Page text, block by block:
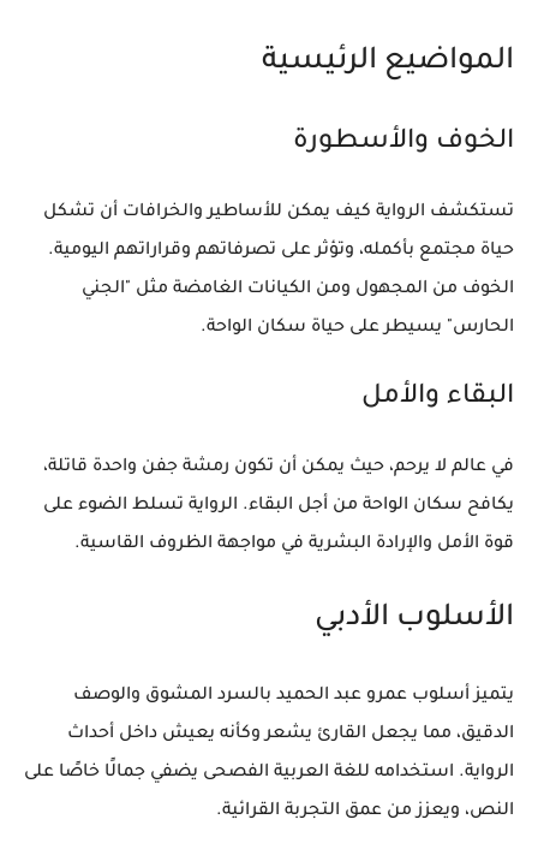
المواضيع الرئيسية
الخوف والأسطورة
تستكشف الرواية كيف يمكن للأساطير والخرافات أن تشكل
حياة مجتمع بأكمله، وتؤثر على تصرفاتهم وقراراتهم اليومية.
الخوف من المجهول ومن الكيانات الغامضة مثل "الجني
الحارس" يسيطر على حياة سكان الواحة.
البقاء والأمل
في عالم لا يرحم، حيث يمكن أن تكون رمشة جفن واحدة قاتلة،
يكافح سكان الواحة من أجل البقاء. الرواية تسلط الضوء على
قوة الأمل والإرادة البشرية في مواجهة الظروف القاسية.
الأسلوب الأدبي
يتميز أسلوب عمرو عبد الحميد بالسرد المشوق والوصف
الدقيق، مما يجعل القارئ يشعر وكأنه يعيش داخل أحداث
الرواية. استخدامه للغة العربية الفصحى يضفي جمالًا خاصًا على
النص، ويعزز من عمق التجربة القرائية.